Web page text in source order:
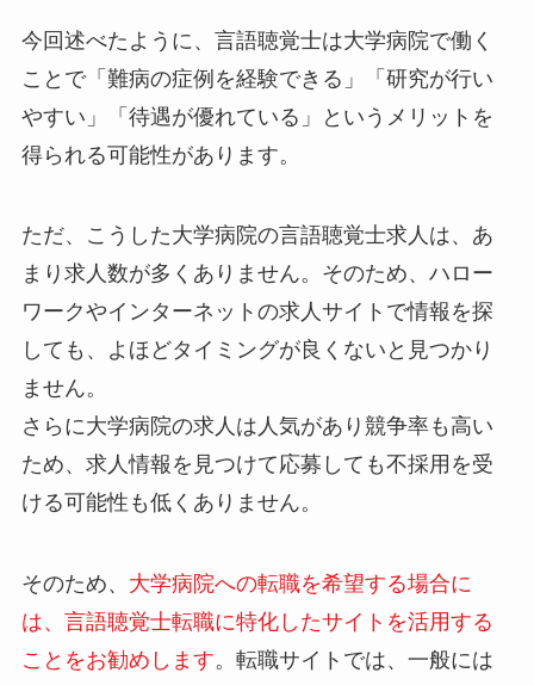
今回述べたように、言語聴覚士は大学病院で働く
ことで「難病の症例を経験できる」「研究が行い
やすい」「待遇が優れている」というメリットを
得られる可能性があります。
ただ、こうした大学病院の言語聴覚士求人は、あ
まり求人数が多くありません。そのため、ハロー
ワークやインターネットの求人サイトで情報を探
しても、よほどタイミングが良くないと見つかり
ません。
さらに大学病院の求人は人気があり競争率も高い
ため、求人情報を見つけて応募しても不採用を受
ける可能性も低くありません。
そのため、 大学病院への転職を希望する場合に
は、言語聴覚士転職に特化したサイトを活用する
ことをお勧めします。転職サイトでは、一般には